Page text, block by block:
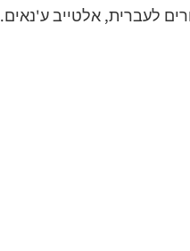
לעברית, אלטייב ע'נאים.